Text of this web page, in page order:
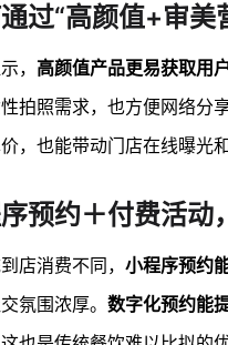
过“高颜值+审美
， 高颜值产品更易获取用
拍照需求，也方便网络分享
，也能带动门店在线曝光
预约＋付费活动
店消费不同， 小程序预约
氛围浓厚。 数字化预约能